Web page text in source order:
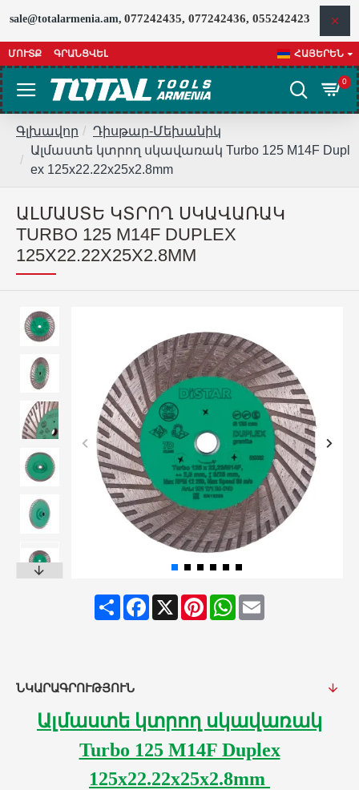
sale@totalarmenia.am, 077242435, 077242436, 055242423
ՄՈՒՏՔ ԳՐԱՆՑՎԵԼ ՀԱՅԵՐԵՆ
0
Գլխավոր
Դիսթար-Մեխանիկ
Ալմաստե կտրող սկավառակ Turbo 125 M14F Dupl
ex 125x22.22x25x2.8mm
ԱԼՄԱՍՏԵ ԿՏՐՈՂ ՍԿԱՎԱՌԱԿ
TURBO 125 M14F DUPLEX
125X22.22X25X2.8MM
ShareFacebook
X PinterestWhatsApp
Email
ՆԿԱՐԱԳՐՈՒԹՅՈՒՆ
Ալմաստե կտրող սկավառակ
Turbo 125 M14F Duplex
125x22.22x25x2.8mm